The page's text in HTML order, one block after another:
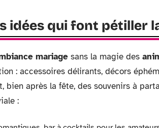
idées qui font pétiller
mariage sans la magie des
: accessoires délirants, décors
bien après la fête, des souvenirs à
: